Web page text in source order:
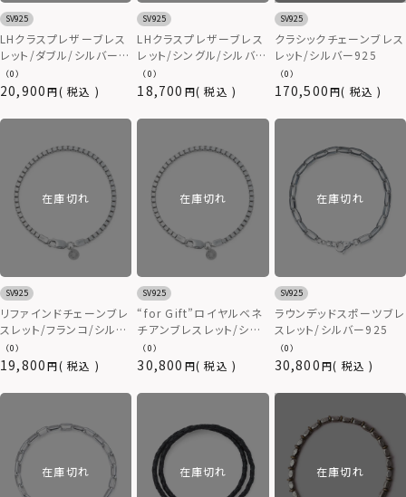
SV925
LHクラスプレザーブレス
レット/ダブル/シルバー
925
20,900 税込
（0）
SV925
LHクラスプレザーブレス
レット/シングル/シルバー
925
18,700 税込
（0）
SV925
クラシックチェーンブレス
レット/シルバー925
170,500 税込
（0）
在庫切れ
SV925
リファインドチェーンブレ
スレット/フランコ/シルバ
ー925
19,800 税込
（0）
在庫切れ
SV925
“for Gift”ロイヤルベネ
チアンブレスレット/シル
バー925【LION HEART
/ ライオンハート】
30,800 税込
（0）
在庫切れ
SV925
ラウンデッドスポーツブレ
スレット/シルバー925
30,800 税込
（0）
在庫切れ 在庫切れ 在庫切れ